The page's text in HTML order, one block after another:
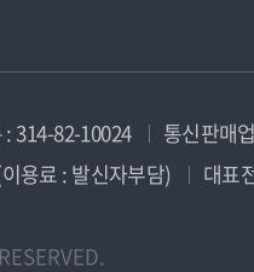
314-82-10024
통신판매
용료 : 발신자부담)
대표